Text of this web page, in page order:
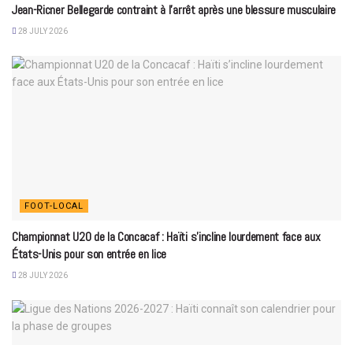
Jean-Ricner Bellegarde contraint à l’arrêt après une blessure musculaire
28 JULY 2026
FOOT-LOCAL
Championnat U20 de la Concacaf : Haïti s’incline lourdement face aux
États-Unis pour son entrée en lice
28 JULY 2026